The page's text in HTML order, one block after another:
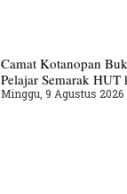
Camat Kotanopan
Pelajar Semarak HUT
Minggu, 9 Agustus 2026